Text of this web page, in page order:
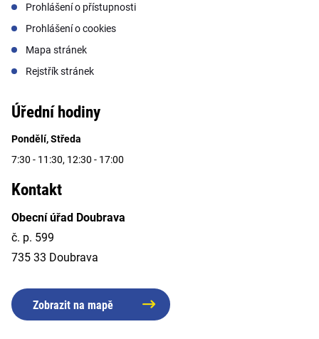
Prohlášení o přístupnosti
Prohlášení o cookies
Mapa stránek
Rejstřík stránek
Úřední hodiny
Pondělí, Středa
7:30 - 11:30, 12:30 - 17:00
Kontakt
Obecní úřad Doubrava
č. p. 599
735 33 Doubrava
Zobrazit na mapě